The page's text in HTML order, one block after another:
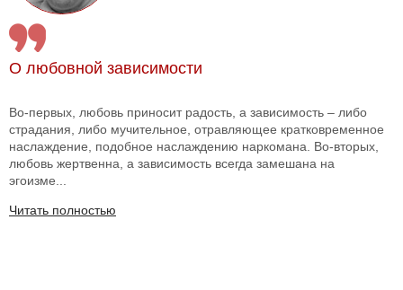
О любовной зависимости
Во-первых, любовь приносит радость, а зависимость – либо
страдания, либо мучительное, отравляющее кратковременное
наслаждение, подобное наслаждению наркомана. Во-вторых,
любовь жертвенна, а зависимость всегда замешана на
эгоизме...
Читать полностью